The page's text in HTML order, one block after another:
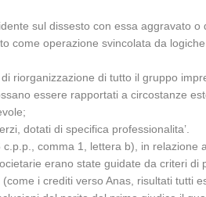
sul dissesto con essa aggravato o
come operazione svincolata da
riorganizzazione di tutto il gruppo
essere rapportati a circostanze
dotati di specifica professionalita’.
comma 1, lettera b), in relazione
erano state guidate da criteri di
i crediti verso Anas, risultati tutti